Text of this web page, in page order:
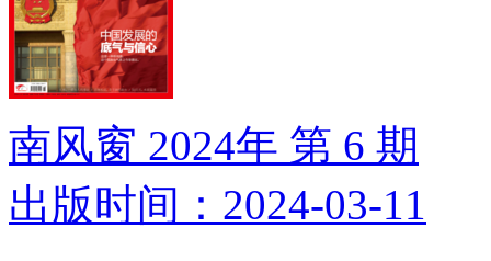
南风窗 2024年 第 6 期
出版时间：2024-03-11